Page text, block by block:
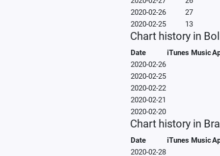
2020-02-26
27
2020-02-25
13
Chart history in
Date iTunes Music
2020-02-26
2020-02-25
2020-02-22
2020-02-21
2020-02-20
Chart history in
Date iTunes Music
2020-02-28